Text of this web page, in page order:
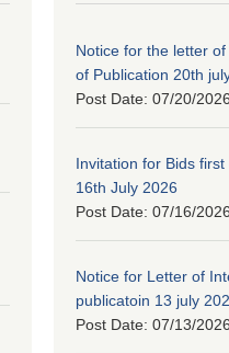
Notice for the letter
of Publication 20th
Post Date: 07/20/
Invitation for Bids
16th July 2026
Post Date: 07/16/
Notice for Letter of
publicatoin 13 july
Post Date: 07/13/